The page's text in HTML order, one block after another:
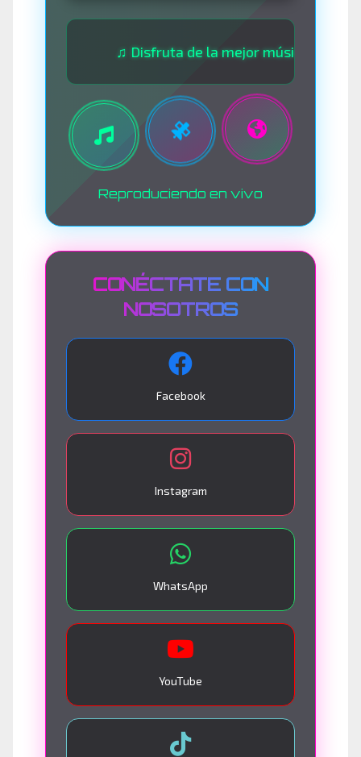
♫ Disfruta de la mejor música las 24 horas
Reproduciendo en vivo
CONÉCTATE CON
NOSOTROS
Facebook
Instagram
WhatsApp
YouTube